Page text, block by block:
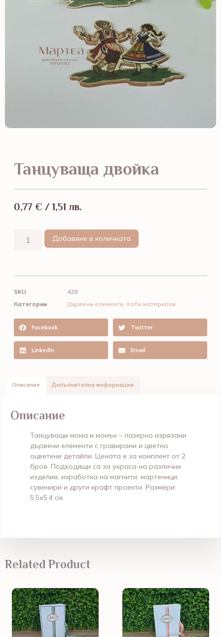
Танцуваща двойка
0,77 € / 1,51 лв.
Добавяне в количката
SKU
428
Категории
Дървени елементи, Хоби материали
Facebook Twitter
LinkedIn Email
Описание Допълнителна информация
Описание
Танцуващи мома и момък – лазерно изрязани
дървени елементи с гравирани и цветно
оцветени детайли. Цената е за комплект от 2
броя. Подходящи са за украса на различни
изделия, изработка на магнити, мартеници,
сувенири и други крафт проекти. Размери:
5.5х5.4 см.
Related Product